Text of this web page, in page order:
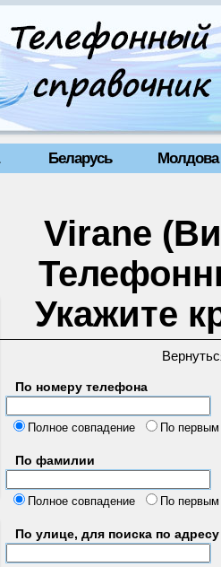
Беларусь Молдова
Virane
Укажите
По номеру телефона
Полное совпадение
По
По фамилии
Полное совпадение По
По улице, для поиска по адресу